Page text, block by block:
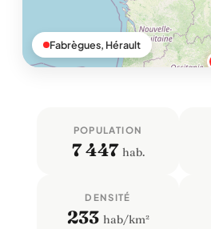
Fabrègues, Hérault
POPULATION
7 447 hab.
DENSITÉ
233 hab/km²